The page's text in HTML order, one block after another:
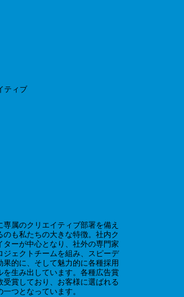
専属のクリエイティブ部署を備え
のも私たちの大きな特徴。社内ク
ターが中心となり、社外の専門家
ジェクトチームを組み、スピーデ
果的に、そして魅力的に各種採用
を生み出しています。各種広告賞
受賞しており、お客様に選ばれる
一つとなっています。
ティブ